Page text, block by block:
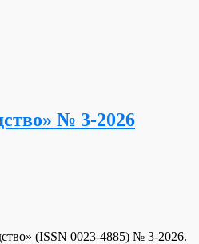
№ 3-2026
(ISSN 0023-4885) № 3-2026.